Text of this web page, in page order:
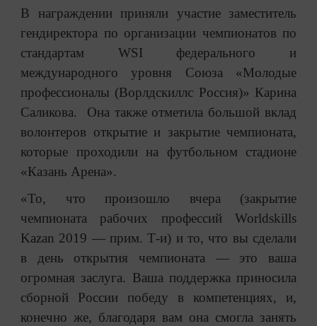
В награждении приняли участие заместитель
гендиректора по организации чемпионатов по
стандартам WSI федерального и
международного уровня Союза «Молодые
профессионалы (Ворлдскиллс Россия)» Карина
Саликова. Она также отметила большой вклад
волонтеров открытие и закрытие чемпионата,
которые проходили на футбольном стадионе
«Казань Арена».
«То, что произошло вчера (закрытие
чемпионата рабочих профессий Worldskills
Kazan 2019 — прим. Т-и) и то, что вы сделали
в день открытия чемпионата — это ваша
огромная заслуга. Ваша поддержка приносила
сборной России победу в компетенциях, и,
конечно же, благодаря вам она смогла занять